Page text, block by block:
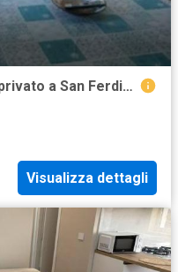
Appartamento in in affitto da privato a San Ferdinando via Milano, 7, terrazzo, da privato, lavatrice TrovaCasa
Visualizza dettagli